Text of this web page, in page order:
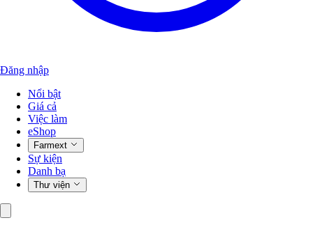
Đăng nhập
Nổi bật
Giá cả
Việc làm
eShop
Farmext
Sự kiện
Danh bạ
Thư viện